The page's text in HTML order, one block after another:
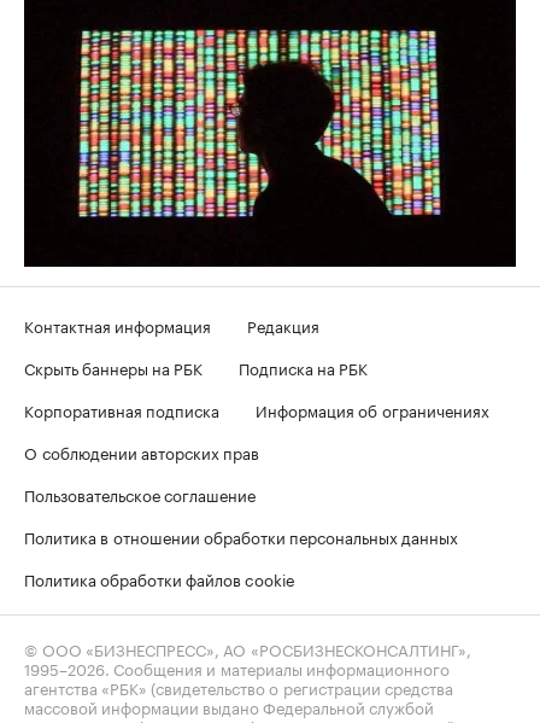
Контактная информация
Редакция
Скрыть баннеры на РБК
Подписка на РБК
Корпоративная подписка
Информация об ограничениях
О соблюдении авторских прав
Пользовательское соглашение
Политика в отношении обработки персональных данных
Политика обработки файлов cookie
© ООО «БИЗНЕСПРЕСС», АО «РОСБИЗНЕСКОНСАЛТИНГ»,
1995–2026 . Сообщения и материалы информационного
агентства «РБК» (свидетельство о регистрации средства
массовой информации выдано Федеральной службой